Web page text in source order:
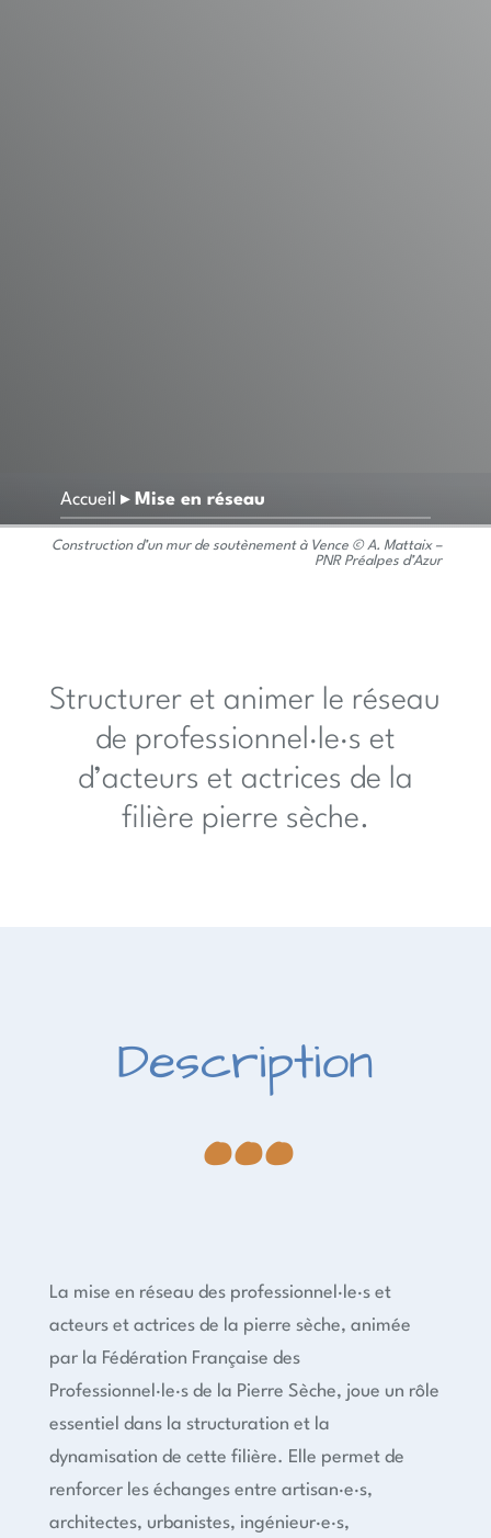
Accueil ▸ Mise en réseau
Construction d’un mur de soutènement à Vence © A. Mattaix –
PNR Préalpes d’Azur
Structurer et animer le réseau
de professionnel·le·s et
d’acteurs et actrices de la
filière pierre sèche.
Description
...
La mise en réseau des professionnel·le·s et
acteurs et actrices de la pierre sèche, animée
par la Fédération Française des
Professionnel·le·s de la Pierre Sèche, joue un rôle
essentiel dans la structuration et la
dynamisation de cette filière. Elle permet de
renforcer les échanges entre artisan·e·s,
architectes, urbanistes, ingénieur·e·s,